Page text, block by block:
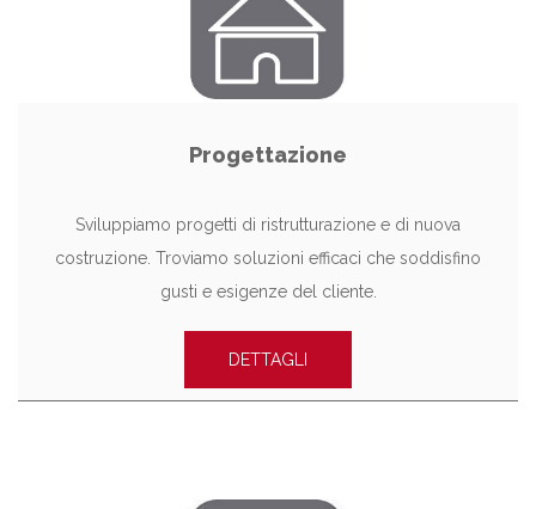
Progettazione
Sviluppiamo progetti di ristrutturazione e di nuova
costruzione. Troviamo soluzioni efficaci che soddisfino
gusti e esigenze del cliente.
DETTAGLI